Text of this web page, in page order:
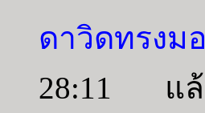
ดาวิดทรงม
28:11 แล้